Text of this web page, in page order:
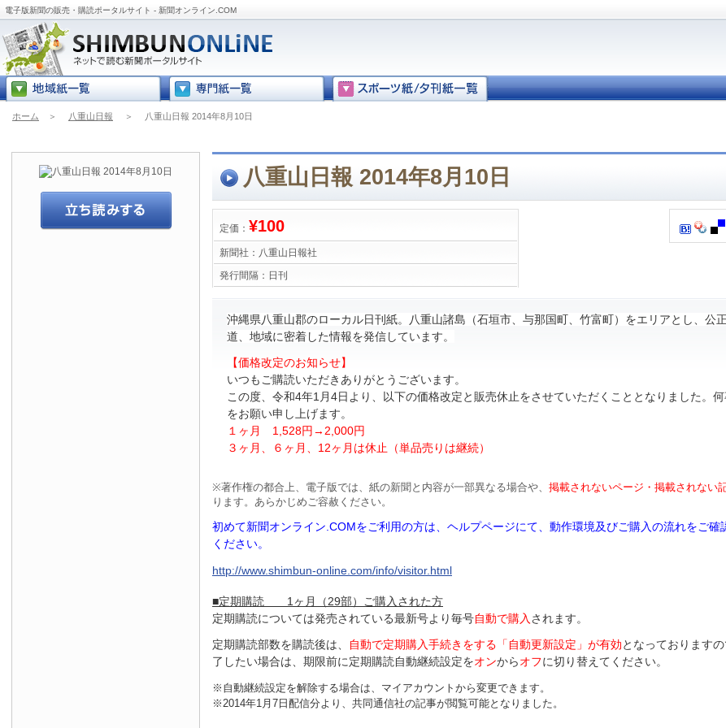
電子版新聞の販売・購読ポータルサイト - 新聞オンライン.COM
ホーム ＞ 八重山日報 ＞ 八重山日報 2014年8月10日
八重山日報 2014年8月10日
定価： ¥100
新聞社： 八重山日報社
発行間隔： 日刊
沖縄県八重山郡のローカル日刊紙。八重山諸島（石垣市、与那国町、竹富町）をエリアとし、公
道、地域に密着した情報を発信しています。
【価格改定のお知らせ】
いつもご購読いただきありがとうございます。
この度、令和4年1月4日より、以下の価格改定と販売休止をさせていただくこととなりました。
をお願い申し上げます。
１ヶ月 1,528円 →2,000円
３ヶ月、６ヶ月、 12ヶ月は休止（単品売りは継続）
※著作権の都合上、電子版では、紙の新聞と内容が一部異なる場合や、 掲載されないページ・掲載されない
ります。あらかじめご容赦ください。
初めて新聞オンライン.COMをご利用の方は、ヘルプページにて、動作環境及びご購入の流れをご確
ください。
http://www.shimbun-online.com/info/visitor.html
■定期購読 1ヶ月（29部）
ご購入された方
定期購読については発売されている最新号より毎号自動で購入 されます。
定期購読部数を購読後は、 自動で定期購入手続きをする「自動更新設定」が有効となっております
了したい場合は、期限前に定期購読自動継続設定をオンからオフに切り替えてください。
※自動継続設定を解除する場合は、マイアカウントから変更できます。
※2014年1月7日配信分より、共同通信社の記事が閲覧可能となりました。